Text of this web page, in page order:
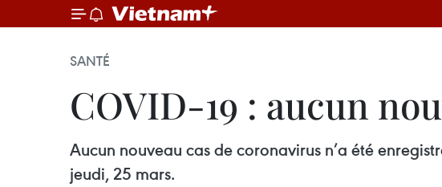
SANTÉ
COVID-19 : aucun
Aucun nouveau cas de coronavirus n’a été
jeudi, 25 mars.